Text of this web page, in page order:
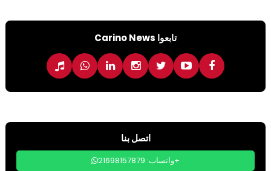
تابعوا Carino News
اتصل بنا
واتساب: 21698157879+